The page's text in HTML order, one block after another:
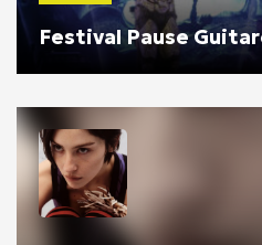
Festival Pause